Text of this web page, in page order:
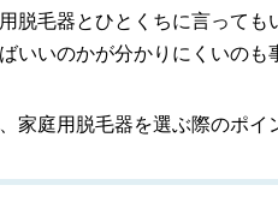
脱毛器とひとくちに言って
いいのかが分かりにくいのも
家庭用脱毛器を選ぶ際のポイ